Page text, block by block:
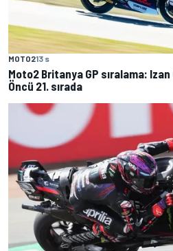
MOTO213 s
Moto2 Britanya GP sıralama: Izan
Öncü 21. sırada